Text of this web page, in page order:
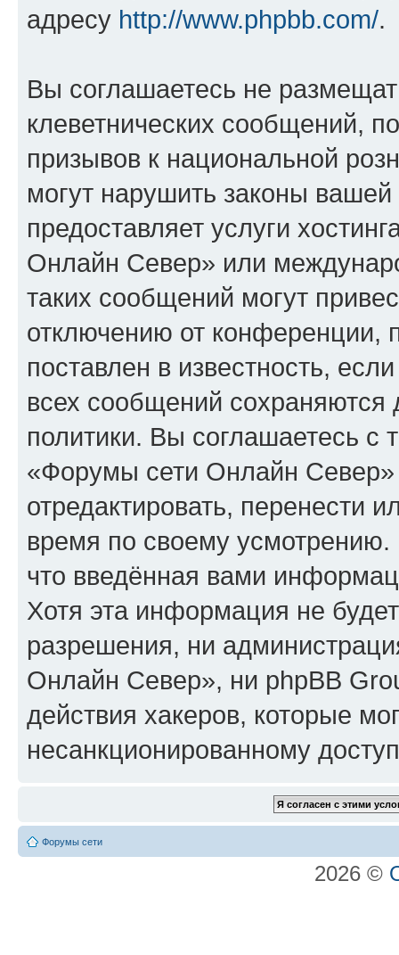
адресу http://www.phpbb.com/.
Вы соглашаетесь не
клеветнических сообщений,
призывов к национальной
могут нарушить законы
предоставляет услуги
Онлайн Север» или
таких сообщений могут
отключению от конференции,
поставлен в известность,
всех сообщений сохраняются
политики. Вы соглашаетесь
«Форумы сети Онлайн
отредактировать, перенести
время по своему усмотрению.
что введённая вами
Хотя эта информация не
разрешения, ни
Онлайн Север», ни phpBB
действия хакеров, которые
несанкционированному
Форумы сети
2026 ©